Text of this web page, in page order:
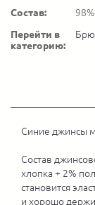
Состав:
Перейти в
категорию:
Синие джинсы
Состав
хлопка + 2%
становится
и хорошо